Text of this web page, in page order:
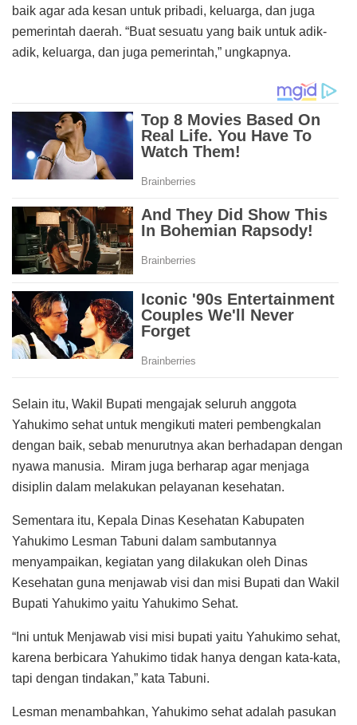
baik agar ada kesan untuk pribadi, keluarga, dan juga
pemerintah daerah. “Buat sesuatu yang baik untuk adik-
adik, keluarga, dan juga pemerintah,” ungkapnya.
Selain itu, Wakil Bupati mengajak seluruh anggota
Yahukimo sehat untuk mengikuti materi pembengkalan
dengan baik, sebab menurutnya akan berhadapan dengan
nyawa manusia. Miram juga berharap agar menjaga
disiplin dalam melakukan pelayanan kesehatan.
Sementara itu, Kepala Dinas Kesehatan Kabupaten
Yahukimo Lesman Tabuni dalam sambutannya
menyampaikan, kegiatan yang dilakukan oleh Dinas
Kesehatan guna menjawab visi dan misi Bupati dan Wakil
Bupati Yahukimo yaitu Yahukimo Sehat.
“Ini untuk Menjawab visi misi bupati yaitu Yahukimo sehat,
karena berbicara Yahukimo tidak hanya dengan kata-kata,
tapi dengan tindakan,” kata Tabuni.
Lesman menambahkan, Yahukimo sehat adalah pasukan